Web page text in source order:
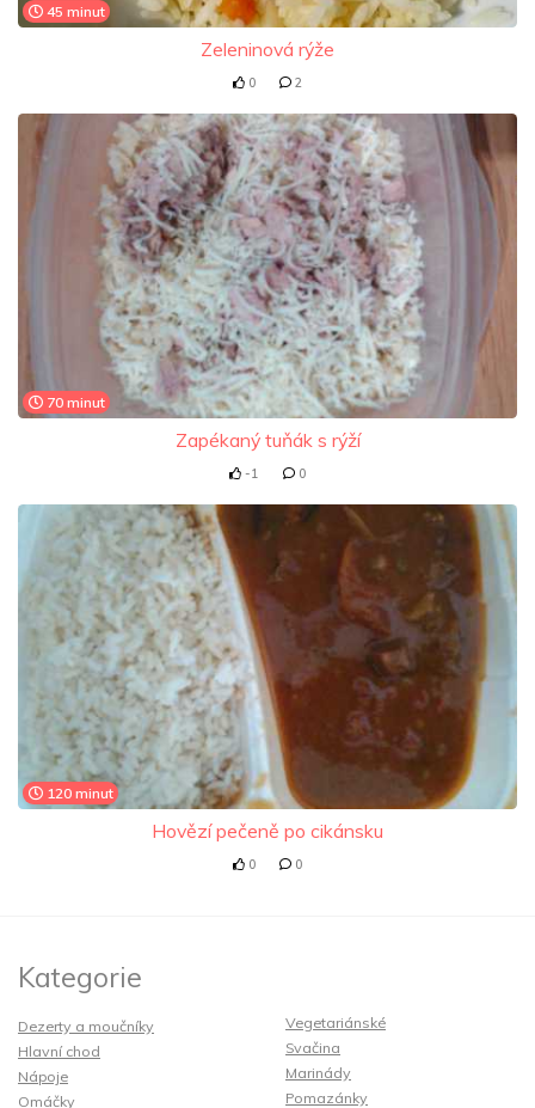
45 minut
Zeleninová rýže
0 2
70 minut
Zapékaný tuňák s rýží
-1 0
120 minut
Hovězí pečeně po cikánsku
0 0
Kategorie
Dezerty a moučníky
Hlavní chod
Nápoje
Omáčky
Vegetariánské
Svačina
Marinády
Pomazánky